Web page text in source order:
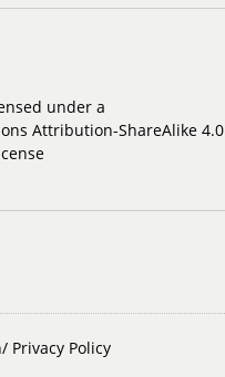
under a
Attribution-ShareAlike 4.0
Privacy Policy